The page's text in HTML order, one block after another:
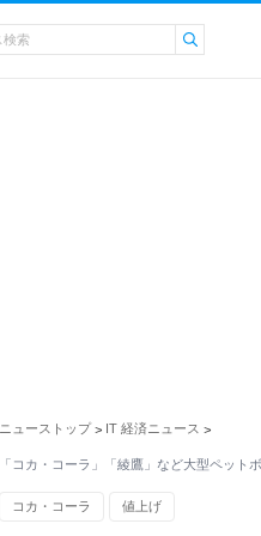
ニューストップ > IT 経済ニュース >
「コカ・コーラ」「綾鷹」など大型ペット
コカ・コーラ 値上げ